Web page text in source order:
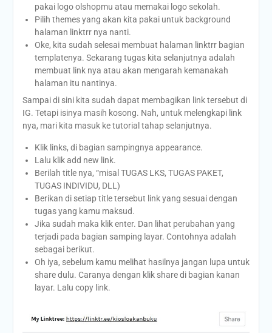
pakai logo olshopmu atau memakai logo sekolah.
Pilih themes yang akan kita pakai untuk background
halaman linktrr nya nanti.
Oke, kita sudah selesai membuat halaman linktrr bagian
templatenya. Sekarang tugas kita selanjutnya adalah
membuat link nya atau akan mengarah kemanakah
halaman itu nantinya.
Sampai di sini kita sudah dapat membagikan link tersebut di
IG. Tetapi isinya masih kosong. Nah, untuk melengkapi link
nya, mari kita masuk ke tutorial tahap selanjutnya.
Klik links, di bagian sampingnya appearance.
Lalu klik add new link.
Berilah title nya, “misal TUGAS LKS, TUGAS PAKET,
TUGAS INDIVIDU, DLL)
Berikan di setiap title tersebut link yang sesuai dengan
tugas yang kamu maksud.
Jika sudah maka klik enter. Dan lihat perubahan yang
terjadi pada bagian samping layar. Contohnya adalah
sebagai berikut.
Oh iya, sebelum kamu melihat hasilnya jangan lupa untuk
share dulu. Caranya dengan klik share di bagian kanan
layar. Lalu copy link.